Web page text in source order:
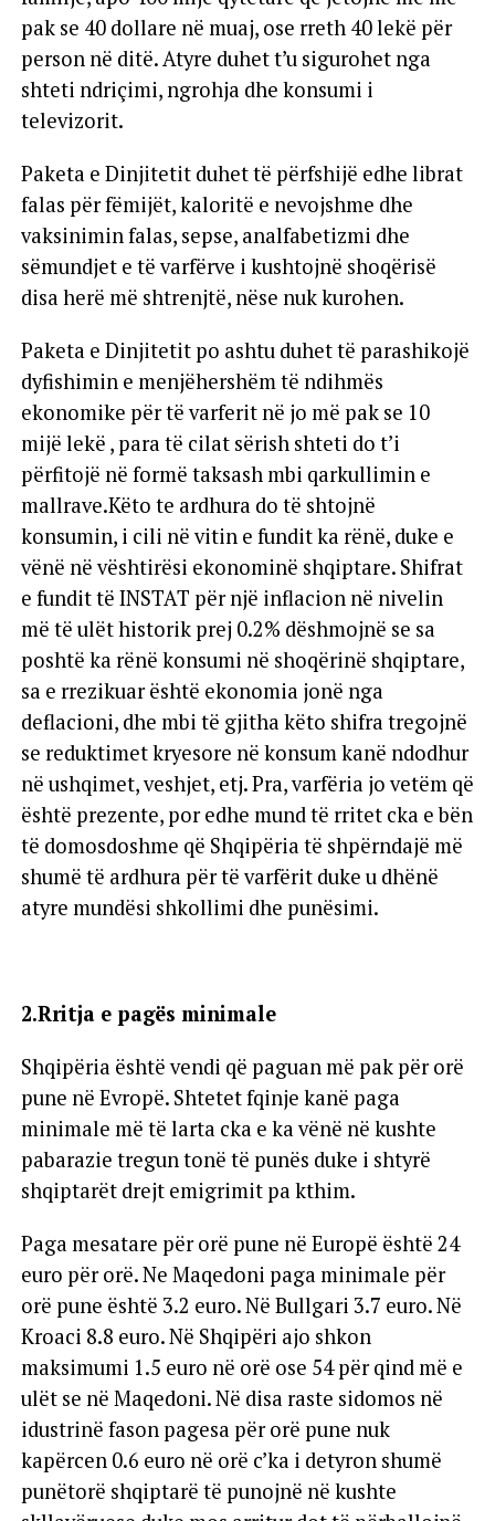
pak se 40 dollare në muaj, ose rreth 40 lekë për
person në ditë. Atyre duhet t’u sigurohet nga
shteti ndriçimi, ngrohja dhe konsumi i
televizorit.
Paketa e Dinjitetit duhet të përfshijë edhe librat
falas për fëmijët, kaloritë e nevojshme dhe
vaksinimin falas, sepse, analfabetizmi dhe
sëmundjet e të varfërve i kushtojnë shoqërisë
disa herë më shtrenjtë, nëse nuk kurohen.
Paketa e Dinjitetit po ashtu duhet të parashikojë
dyfishimin e menjëhershëm të ndihmës
ekonomike për të varferit në jo më pak se 10
mijë lekë , para të cilat sërish shteti do t’i
përfitojë në formë taksash mbi qarkullimin e
mallrave.Këto te ardhura do të shtojnë
konsumin, i cili në vitin e fundit ka rënë, duke e
vënë në vështirësi ekonominë shqiptare. Shifrat
e fundit të INSTAT për një inflacion në nivelin
më të ulët historik prej 0.2% dëshmojnë se sa
poshtë ka rënë konsumi në shoqërinë shqiptare,
sa e rrezikuar është ekonomia jonë nga
deflacioni, dhe mbi të gjitha këto shifra tregojnë
se reduktimet kryesore në konsum kanë ndodhur
në ushqimet, veshjet, etj. Pra, varfëria jo vetëm që
është prezente, por edhe mund të rritet cka e bën
të domosdoshme që Shqipëria të shpërndajë më
shumë të ardhura për të varfërit duke u dhënë
atyre mundësi shkollimi dhe punësimi.
2.Rritja e pagës minimale
Shqipëria është vendi që paguan më pak për orë
pune në Evropë. Shtetet fqinje kanë paga
minimale më të larta cka e ka vënë në kushte
pabarazie tregun tonë të punës duke i shtyrë
shqiptarët drejt emigrimit pa kthim.
Paga mesatare për orë pune në Europë është 24
euro për orë. Ne Maqedoni paga minimale për
orë pune është 3.2 euro. Në Bullgari 3.7 euro. Në
Kroaci 8.8 euro. Në Shqipëri ajo shkon
maksimumi 1.5 euro në orë ose 54 për qind më e
ulët se në Maqedoni. Në disa raste sidomos në
idustrinë fason pagesa për orë pune nuk
kapërcen 0.6 euro në orë c’ka i detyron shumë
punëtorë shqiptarë të punojnë në kushte